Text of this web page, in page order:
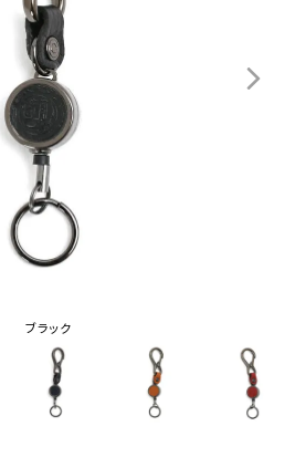
ブラック